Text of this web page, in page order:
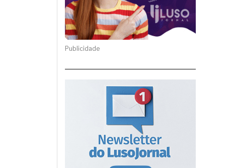
Publicidade